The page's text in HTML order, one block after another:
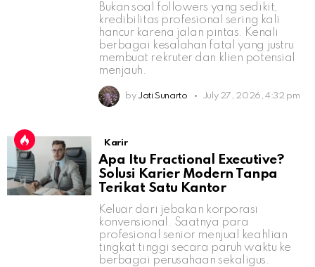
Bukan soal followers yang sedikit,
kredibilitas profesional sering kali
hancur karena jalan pintas. Kenali
berbagai kesalahan fatal yang justru
membuat rekruter dan klien potensial
menjauh.
by Jati Sunarto July 27, 2026, 4:32 pm
Karir
Apa Itu Fractional Executive?
Solusi Karier Modern Tanpa
Terikat Satu Kantor
Keluar dari jebakan korporasi
konvensional. Saatnya para
profesional senior menjual keahlian
tingkat tinggi secara paruh waktu ke
berbagai perusahaan sekaligus.